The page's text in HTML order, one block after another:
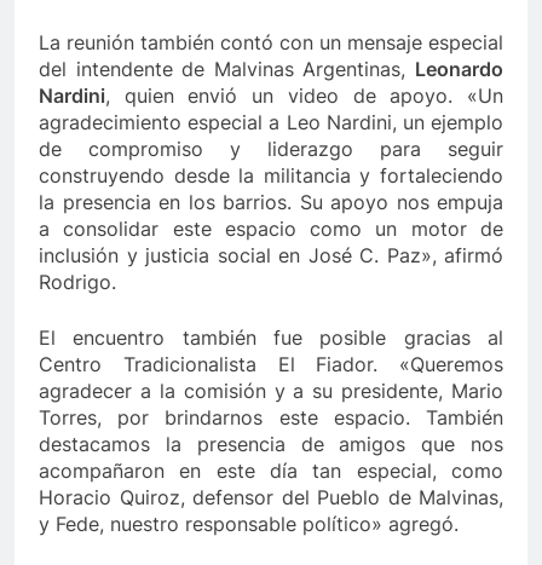
La reunión también contó con un mensaje especial
del intendente de Malvinas Argentinas, Leonardo
Nardini, quien envió un video de apoyo. «Un
agradecimiento especial a Leo Nardini, un ejemplo
de compromiso y liderazgo para seguir
construyendo desde la militancia y fortaleciendo
la presencia en los barrios. Su apoyo nos empuja
a consolidar este espacio como un motor de
inclusión y justicia social en José C. Paz», afirmó
Rodrigo.
El encuentro también fue posible gracias al
Centro Tradicionalista El Fiador. «Queremos
agradecer a la comisión y a su presidente, Mario
Torres, por brindarnos este espacio. También
destacamos la presencia de amigos que nos
acompañaron en este día tan especial, como
Horacio Quiroz, defensor del Pueblo de Malvinas,
y Fede, nuestro responsable político» agregó.